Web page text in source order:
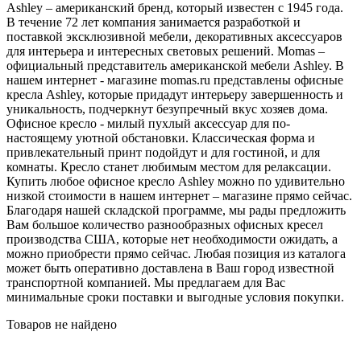
Ashley – американский бренд, который известен с 1945 года.
В течение 72 лет компания занимается разработкой и
поставкой эксклюзивной мебели, декоративных аксессуаров
для интерьера и интересных световых решений. Momas –
официальный представитель американской мебели Ashley. В
нашем интернет - магазине momas.ru представлены офисные
кресла Ashley, которые придадут интерьеру завершенность и
уникальность, подчеркнут безупречный вкус хозяев дома.
Офисное кресло - милый пухлый аксессуар для по-
настоящему уютной обстановки. Классическая форма и
привлекательный принт подойдут и для гостиной, и для
комнаты. Кресло станет любимым местом для релаксации.
Купить любое офисное кресло Ashley можно по удивительно
низкой стоимости в нашем интернет – магазине прямо сейчас.
Благодаря нашей складской программе, мы рады предложить
Вам большое количество разнообразных офисных кресел
производства США, которые нет необходимости ожидать, а
можно приобрести прямо сейчас. Любая позиция из каталога
может быть оперативно доставлена в Ваш город известной
транспортной компанией. Мы предлагаем для Вас
минимальные сроки поставки и выгодные условия покупки.
Товаров не найдено